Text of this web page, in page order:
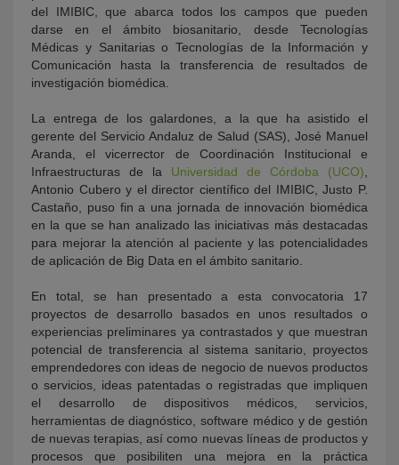
del IMIBIC, que abarca todos los campos que pueden
darse en el ámbito biosanitario, desde Tecnologías
Médicas y Sanitarias o Tecnologías de la Información y
Comunicación hasta la transferencia de resultados de
investigación biomédica.
La entrega de los galardones, a la que ha asistido el
gerente del Servicio Andaluz de Salud (SAS), José Manuel
Aranda, el vicerrector de Coordinación Institucional e
Infraestructuras de la Universidad de Córdoba (UCO)
Antonio Cubero y el director científico del IMIBIC, Justo P.
Castaño, puso fin a una jornada de innovación biomédica
en la que se han analizado las iniciativas más destacadas
para mejorar la atención al paciente y las potencialidades
de aplicación de Big Data en el ámbito sanitario.
En total, se han presentado a esta convocatoria 17
proyectos de desarrollo basados en unos resultados o
experiencias preliminares ya contrastados y que muestran
potencial de transferencia al sistema sanitario, proyectos
emprendedores con ideas de negocio de nuevos productos
o servicios, ideas patentadas o registradas que impliquen
el desarrollo de dispositivos médicos, servicios,
herramientas de diagnóstico, software médico y de gestión
de nuevas terapias, así como nuevas líneas de productos y
procesos que posibiliten una mejora en la práctica